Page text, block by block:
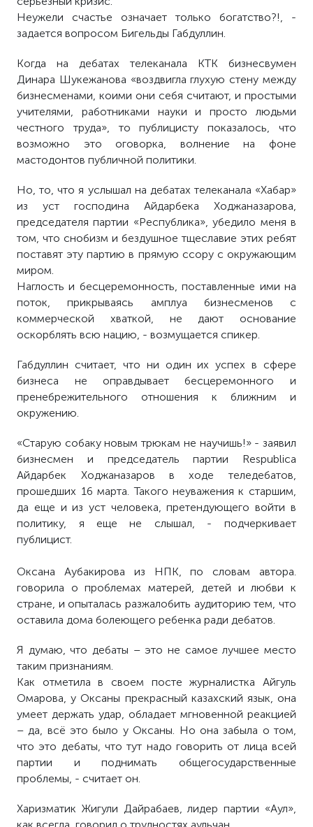
Неужели счастье означает только богатство?!, -
задается вопросом Бигельды Габдуллин.
Когда на дебатах телеканала КТК бизнесвумен
Динара Шукежанова «воздвигла глухую стену между
бизнесменами, коими они себя считают, и простыми
учителями, работниками науки и просто людьми
честного труда», то публицисту показалось, что
возможно это оговорка, волнение на фоне
мастодонтов публичной политики.
Но, то, что я услышал на дебатах телеканала «Хабар»
из уст господина Айдарбека Ходжаназарова,
председателя партии «Республика», убедило меня в
том, что снобизм и бездушное тщеславие этих ребят
поставят эту партию в прямую ссору с окружающим
миром.
Наглость и бесцеремонность, поставленные ими на
поток, прикрываясь амплуа бизнесменов с
коммерческой хваткой, не дают основание
оскорблять всю нацию, - возмущается спикер.
Габдуллин считает, что ни один их успех в сфере
бизнеса не оправдывает бесцеремонного и
пренебрежительного отношения к ближним и
окружению.
«Старую собаку новым трюкам не научишь!» - заявил
бизнесмен и председатель партии Respublica
Айдарбек Ходжаназаров в ходе теледебатов,
прошедших 16 марта. Такого неуважения к старшим,
да еще и из уст человека, претендующего войти в
политику, я еще не слышал, - подчеркивает
публицист.
Оксана Аубакирова из НПК, по словам автора.
говорила о проблемах матерей, детей и любви к
стране, и опыталась разжалобить аудиторию тем, что
оставила дома болеющего ребенка ради дебатов.
Я думаю, что дебаты – это не самое лучшее место
таким признаниям.
Как отметила в своем посте журналистка Айгуль
Омарова, у Оксаны прекрасный казахский язык, она
умеет держать удар, обладает мгновенной реакцией
– да, всё это было у Оксаны. Но она забыла о том,
что это дебаты, что тут надо говорить от лица всей
партии и поднимать общегосударственные
проблемы, - считает он.
Харизматик Жигули Дайрабаев, лидер партии «Аул»,